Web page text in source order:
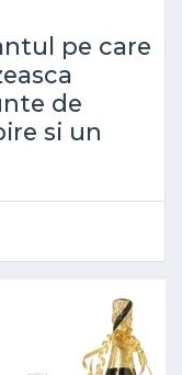
pe care
de
si un